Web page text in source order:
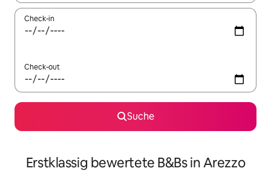
Check-in
Check-out
Suche
Erstklassig bewertete B&Bs in Arezzo